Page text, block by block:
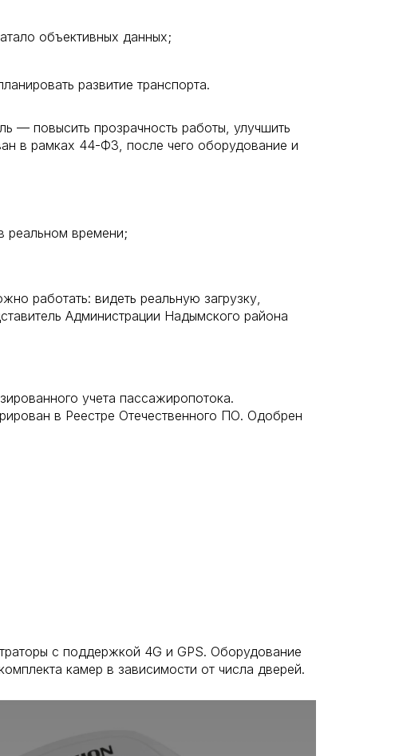
объективных данных;
развитие транспорта.
— повысить прозрачность работы, улучшить
в рамках 44-ФЗ, после чего оборудование и
реальном времени;
работать: видеть реальную загрузку,
Администрации Надымского района
учета пассажиропотока.
в Реестре Отечественного ПО. Одобрен
с поддержкой 4G и GPS. Оборудование
камер в зависимости от числа дверей.